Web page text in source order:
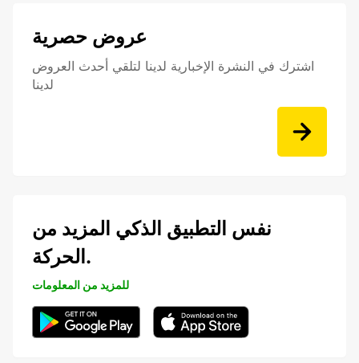
عروض حصرية
اشترك في النشرة الإخبارية لدينا لتلقي أحدث العروض
لدينا
نفس التطبيق الذكي المزيد من
الحركة.
للمزيد من المعلومات